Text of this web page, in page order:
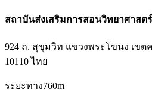
สถาบันส่งเสริมการสอนวิทยาศาสต
924 ถ. สุขุมวิท แขวงพระโขนง เขต
10110 ไทย
ระยะทาง760m